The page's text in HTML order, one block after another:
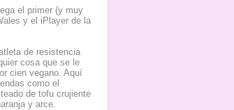
el primer (y muy
y el iPlayer de la
de resistencia
cosa que se le
cien vegano. Aquí
como el
de tofu crujiente
y arce.